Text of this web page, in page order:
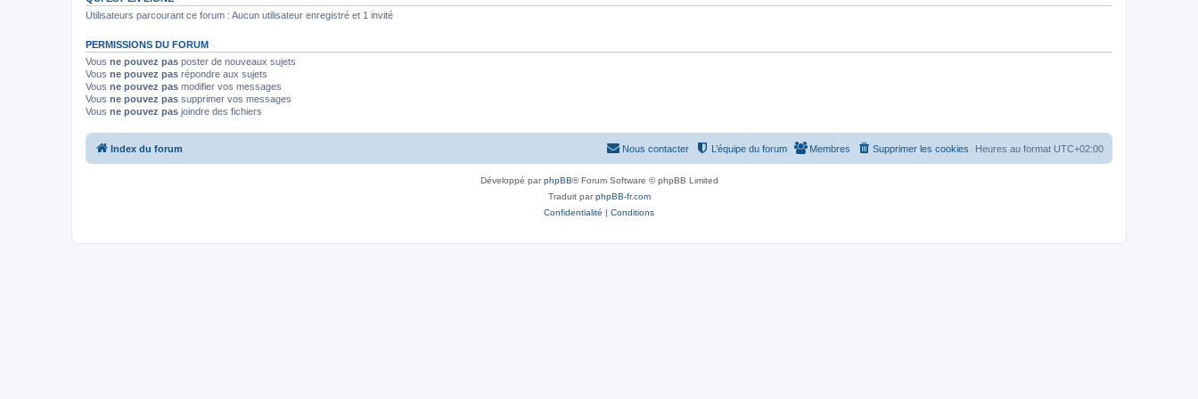
Utilisateurs parcourant ce forum : Aucun utilisateur enregistré et 1 invité
PERMISSIONS DU FORUM
Vous ne pouvez pas poster de nouveaux sujets
Vous ne pouvez pas répondre aux sujets
Vous ne pouvez pas modifier vos messages
Vous ne pouvez pas supprimer vos messages
Vous ne pouvez pas joindre des fichiers
Index du forum Heures au format UTC+02:00
Supprimer les cookies
Membres
L’équipe du forum
Nous contacter
Développé parphpBB® Forum Software © phpBB Limited
Traduit parphpBB-fr.com
Confidentialité | Conditions